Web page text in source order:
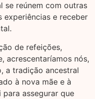
se reúnem com outras
experiências e receber
de refeições,
acrescentaríamos nós,
a tradição ancestral
à nova mãe e à
assegurar que